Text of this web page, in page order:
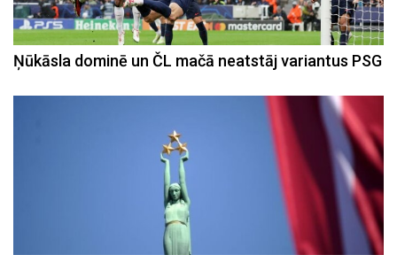
Ņūkāsla dominē un ČL mačā neatstāj variantus PSG